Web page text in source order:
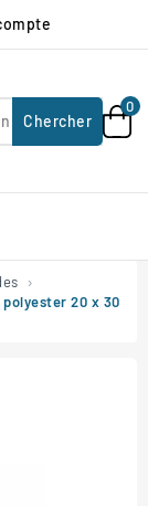
Chercher
0
20 x 30